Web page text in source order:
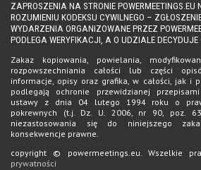
ZAPROSZENIA NA STRONIE POWERMEETINGS.EU
ROZUMIENIU KODEKSU CYWILNEGO –
WYDARZENIA ORGANIZOWANE PRZEZ
PODLEGA WERYFIKACJI, A O UDZIALE DECYDUJE
Zakaz kopiowania, powielania,
rozpowszechniania całości lub części
informacje, opisy oraz grafika, w całości, jak i
podlegają ochronie przewidzianej
ustawy z dnia 04 lutego 1994 roku o
pokrewnych (t.j. Dz. U. 2006, nr 90, poz.
niezastosowania się do niniejszego
konsekwencje prawne.
copyright © powermeetings.eu. Wszelkie
prywatności